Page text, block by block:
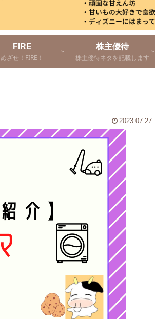
FIRE
めざせ！FIRE！
株主優待
株主優待ネタを記載します
2023.07.27